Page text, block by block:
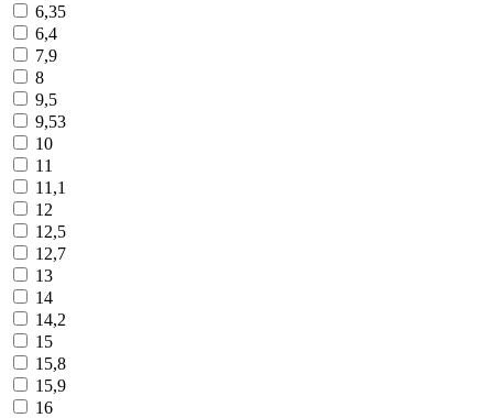
6,35
6,4
7,9
8
9,5
9,53
10
11
11,1
12
12,5
12,7
13
14
14,2
15
15,8
15,9
16